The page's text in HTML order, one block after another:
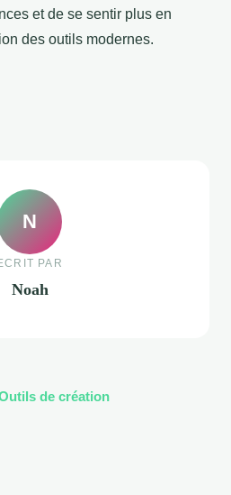
et de se sentir plus en
des outils modernes.
N
PAR
Noah
de création